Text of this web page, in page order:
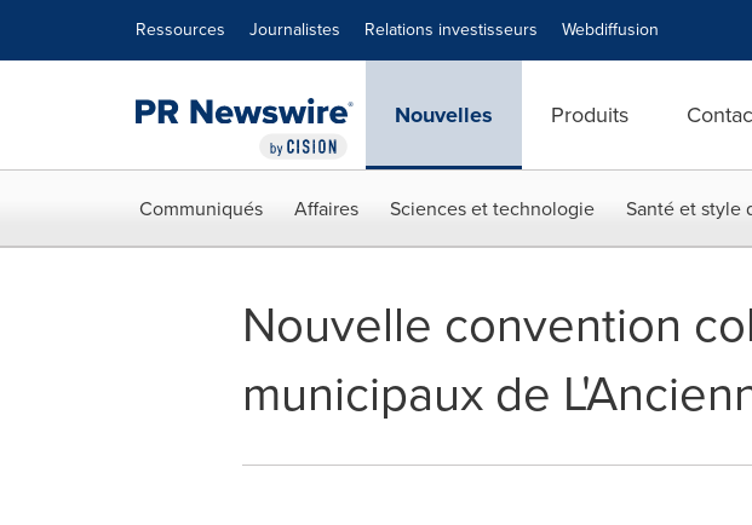
Ressources Journalistes Relations investisseurs Webdiffusion
Nouvelles Produits
Communiqués Affaires Sciences et technologie Santé et style
Nouvelle convention
municipaux de